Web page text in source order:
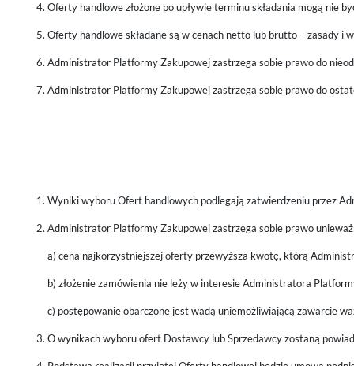
Oferty handlowe złożone po upływie terminu składania mogą nie
Oferty handlowe składane są w cenach netto lub brutto – zasady
Administrator Platformy Zakupowej zastrzega sobie prawo do
Administrator Platformy Zakupowej zastrzega sobie prawo do
Wyniki wyboru Ofert handlowych podlegają zatwierdzeniu przez
Administrator Platformy Zakupowej zastrzega sobie prawo
a) cena najkorzystniejszej oferty przewyższa kwotę, którą
b) złożenie zamówienia nie leży w interesie Administratora
c) postępowanie obarczone jest wadą uniemożliwiającą zawarcie
O wynikach wyboru ofert Dostawcy lub Sprzedawcy zostaną